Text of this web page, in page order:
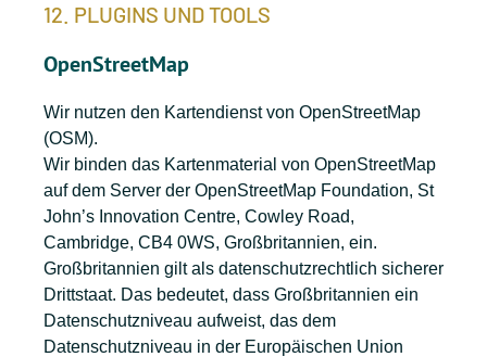
12. PLUGINS UND TOOLS
OpenStreetMap
Wir nutzen den Kartendienst von OpenStreetMap
(OSM).
Wir binden das Kartenmaterial von OpenStreetMap
auf dem Server der OpenStreetMap Foundation, St
John’s Innovation Centre, Cowley Road,
Cambridge, CB4 0WS, Großbritannien, ein.
Großbritannien gilt als datenschutzrechtlich sicherer
Drittstaat. Das bedeutet, dass Großbritannien ein
Datenschutzniveau aufweist, das dem
Datenschutzniveau in der Europäischen Union